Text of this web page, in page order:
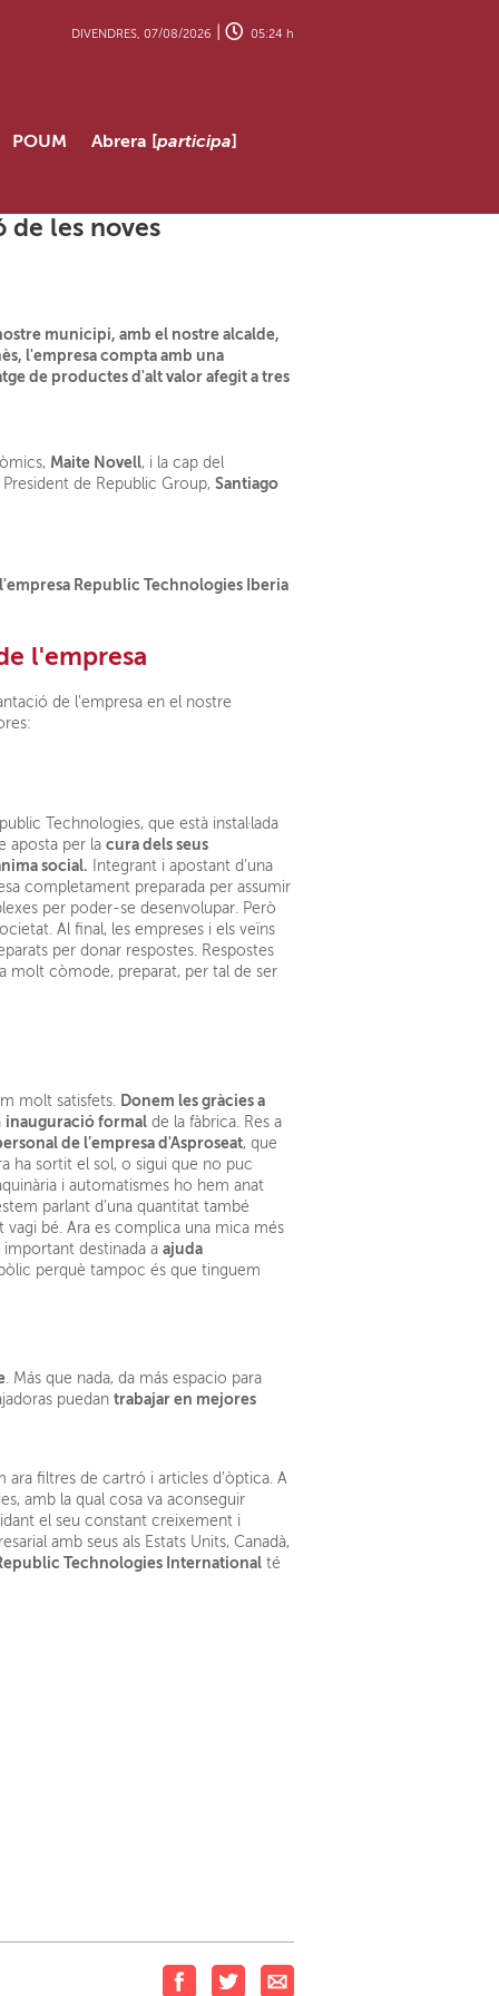
DIVENDRES, 07/08/2026 | 05:24 h
POUM Abrera [participa]
de les noves
municipi, amb el nostre alcalde,
l'empresa compta amb una
de productes d'alt valor afegit a tres
Maite Novell, i la cap del
de Republic Group, Santiago
l'empresa
de l'empresa en el nostre
Technologies, que està instal·lada
aposta per la cura dels seus
social. Integrant i apostant d’una
completament preparada per assumir
per poder-se desenvolupar. Però
Al final, les empreses i els veïns
per donar respostes. Respostes
molt còmode, preparat, per tal de ser
molt satisfets. Donem les gràcies a
inauguració formalde la fàbrica. Res a
de l’empresa d'Asproseat, que
ha sortit el sol, o sigui que no puc
i automatismes ho hem anat
parlant d’una quantitat també
vagi bé. Ara es complica una mica més
important destinada a ajuda
perquè tampoc és que tinguem
. Más que nada, da más espacio para
puedan trabajar en mejores
ara filtres de cartró i articles d'òptica. A
amb la qual cosa va aconseguir
el seu constant creixement i
amb seus als Estats Units, Canadà,
Technologies Internationalté